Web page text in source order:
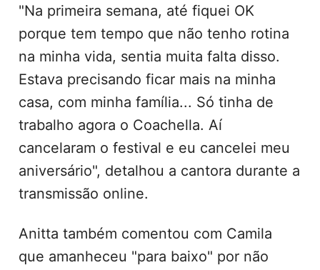
"Na primeira semana, até fiquei OK
porque tem tempo que não tenho rotina
na minha vida, sentia muita falta disso.
Estava precisando ficar mais na minha
casa, com minha família... Só tinha de
trabalho agora o Coachella. Aí
cancelaram o festival e eu cancelei meu
aniversário", detalhou a cantora durante a
transmissão online.
Anitta também comentou com Camila
que amanheceu "para baixo" por não